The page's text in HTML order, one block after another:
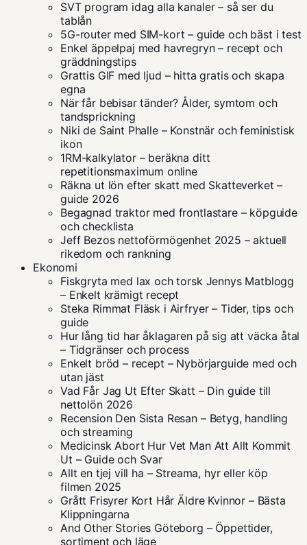
SVT program idag alla kanaler – så ser du
tablån
5G-router med SIM-kort – guide och bäst i test
Enkel äppelpaj med havregryn – recept och
gräddningstips
Grattis GIF med ljud – hitta gratis och skapa
egna
När får bebisar tänder? Ålder, symtom och
tandsprickning
Niki de Saint Phalle – Konstnär och feministisk
ikon
1RM-kalkylator – beräkna ditt
repetitionsmaximum online
Räkna ut lön efter skatt med Skatteverket –
guide 2026
Begagnad traktor med frontlastare – köpguide
och checklista
Jeff Bezos nettoförmögenhet 2025 – aktuell
rikedom och rankning
Ekonomi
Fiskgryta med lax och torsk Jennys Matblogg
– Enkelt krämigt recept
Steka Rimmat Fläsk i Airfryer – Tider, tips och
guide
Hur lång tid har åklagaren på sig att väcka åtal
– Tidgränser och process
Enkelt bröd – recept – Nybörjarguide med och
utan jäst
Vad Får Jag Ut Efter Skatt – Din guide till
nettolön 2026
Recension Den Sista Resan – Betyg, handling
och streaming
Medicinsk Abort Hur Vet Man Att Allt Kommit
Ut – Guide och Svar
Allt en tjej vill ha – Streama, hyr eller köp
filmen 2025
Grått Frisyrer Kort Hår Äldre Kvinnor – Bästa
Klippningarna
And Other Stories Göteborg – Öppettider,
sortiment och läge